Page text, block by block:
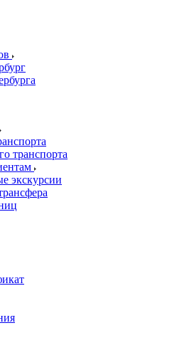
транспорта
экскурсии